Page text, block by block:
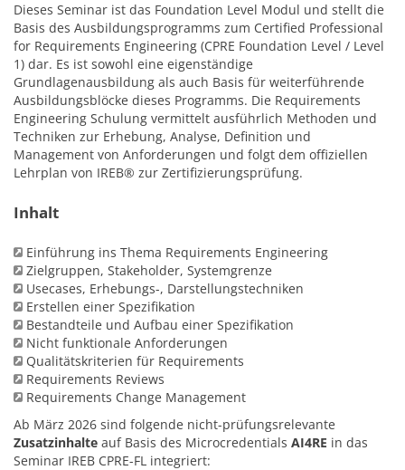
Dieses Seminar ist das Foundation Level Modul und stellt die
Basis des Ausbildungsprogramms zum Certified Professional
for Requirements Engineering (CPRE Foundation Level / Level
1) dar. Es ist sowohl eine eigenständige
Grundlagenausbildung als auch Basis für weiterführende
Ausbildungsblöcke dieses Programms. Die Requirements
Engineering Schulung vermittelt ausführlich Methoden und
Techniken zur Erhebung, Analyse, Definition und
Management von Anforderungen und folgt dem offiziellen
Lehrplan von IREB® zur Zertifizierungsprüfung.
Inhalt
Einführung ins Thema Requirements Engineering
Zielgruppen, Stakeholder, Systemgrenze
Usecases, Erhebungs-, Darstellungstechniken
Erstellen einer Spezifikation
Bestandteile und Aufbau einer Spezifikation
Nicht funktionale Anforderungen
Qualitätskriterien für Requirements
Requirements Reviews
Requirements Change Management
Ab März 2026 sind folgende nicht-prüfungsrelevante
Zusatzinhalte auf Basis des Microcredentials AI4RE in das
Seminar IREB CPRE-FL integriert: